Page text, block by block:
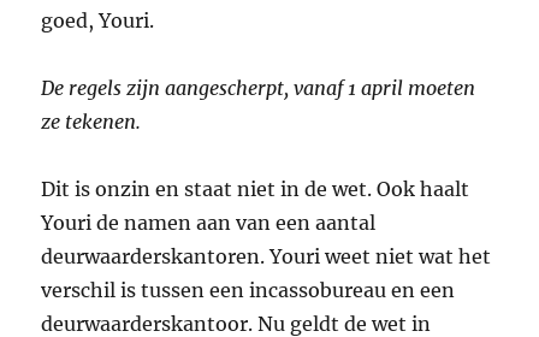
goed, Youri.
De regels zijn aangescherpt, vanaf 1 april moeten
ze tekenen.
Dit is onzin en staat niet in de wet. Ook haalt
Youri de namen aan van een aantal
deurwaarderskantoren. Youri weet niet wat het
verschil is tussen een incassobureau en een
deurwaarderskantoor. Nu geldt de wet in